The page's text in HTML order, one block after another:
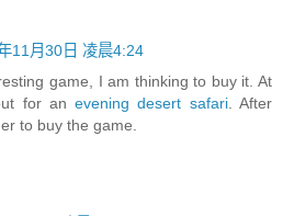
11月30日 凌晨4:24
game, I am thinking to buy it. At
for anevening desert safari. After
to buy the game.